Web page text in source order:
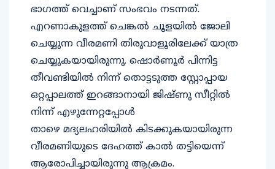
ഭാഗത്ത് വെച്ചാണ് സംഭവം നടന്നത്.
എറണാകുളത്ത് ചെങ്കൽ ചൂളയിൽ ജോലി
ചെയ്യുന്ന വീരമണി തിരുവാളൂരിലേക്ക് യാത്ര
ചെയ്യുകയായിരുന്നു. ഷൊർണൂർ പിന്നിട്ട
തീവണ്ടിയിൽ നിന്ന് തൊട്ടടുത്ത സ്റ്റോപ്പായ
ഒറ്റപ്പാലത്ത് ഇറങ്ങാനായി ജിഷ്‌ണു സീറ്റിൽ
നിന്ന് എഴുന്നേറ്റപ്പോൾ
താഴെ മദ്യലഹരിയിൽ കിടക്കുകയായിരുന്ന
വീരമണിയുടെ ദേഹത്ത് കാൽ തട്ടിയെന്ന്
ആരോപിച്ചായിരുന്നു ആക്രമം.